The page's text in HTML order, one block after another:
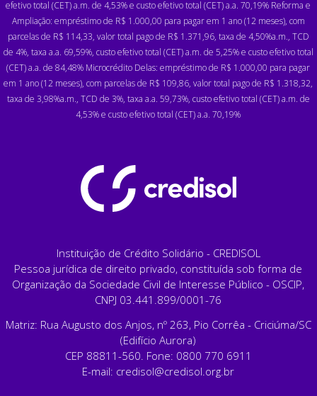
efetivo total (CET) a.m. de 4,53% e custo efetivo total (CET) a.a. 70,19% Reforma e
Ampliação: empréstimo de R$ 1.000,00 para pagar em 1 ano (12 meses), com
parcelas de R$ 114,33, valor total pago de R$ 1.371,96, taxa de 4,50%a.m., TCD
de 4%, taxa a.a. 69,59%, custo efetivo total (CET) a.m. de 5,25% e custo efetivo total
(CET) a.a. de 84,48% Microcrédito Delas: empréstimo de R$ 1.000,00 para pagar
em 1 ano (12 meses), com parcelas de R$ 109,86, valor total pago de R$ 1.318,32,
taxa de 3,98%a.m., TCD de 3%, taxa a.a. 59,73%, custo efetivo total (CET) a.m. de
4,53% e custo efetivo total (CET) a.a. 70,19%
Instituição de Crédito Solidário - CREDISOL
Pessoa jurídica de direito privado, constituída sob forma de
Organização da Sociedade Civil de Interesse Público - OSCIP,
CNPJ 03.441.899/0001-76
Matriz: Rua Augusto dos Anjos, nº 263, Pio Corrêa - Criciúma/SC
(Edifício Aurora)
CEP 88811-560. Fone: 0800 770 6911
E-mail: credisol@credisol.org.br